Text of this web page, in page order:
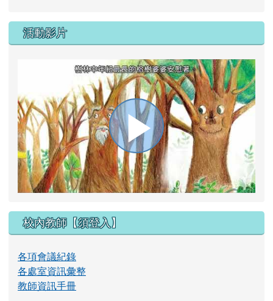
活動影片
播
放
校內教師【須登入】
各項會議紀錄
各處室資訊彙整
教師資訊手冊